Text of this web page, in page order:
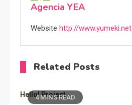
Agencia YEA
Website http://www.yumeki.net
Related Posts
4 MINS READ
Hello! Project